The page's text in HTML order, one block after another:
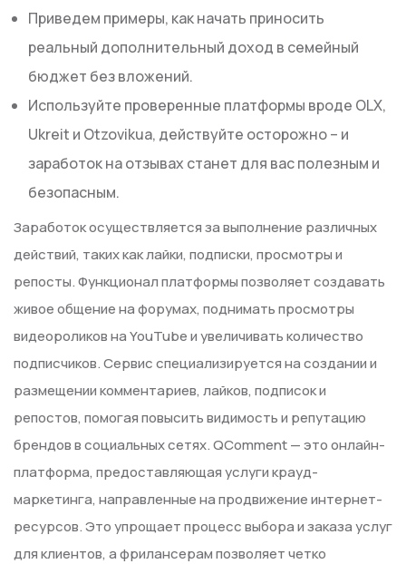
Приведем примеры, как начать приносить
реальный дополнительный доход в семейный
бюджет без вложений.
Используйте проверенные платформы вроде OLX,
Ukreit и Otzovikua, действуйте осторожно – и
заработок на отзывах станет для вас полезным и
безопасным.
Заработок осуществляется за выполнение различных
действий, таких как лайки, подписки, просмотры и
репосты. Функционал платформы позволяет создавать
живое общение на форумах, поднимать просмотры
видеороликов на YouTube и увеличивать количество
подписчиков. Сервис специализируется на создании и
размещении комментариев, лайков, подписок и
репостов, помогая повысить видимость и репутацию
брендов в социальных сетях. QComment — это онлайн-
платформа, предоставляющая услуги крауд-
маркетинга, направленные на продвижение интернет-
ресурсов. Это упрощает процесс выбора и заказа услуг
для клиентов, а фрилансерам позволяет четко